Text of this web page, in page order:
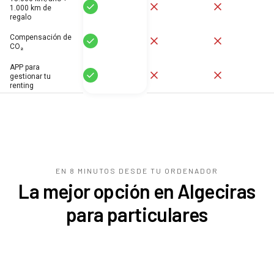
1.000 km de
regalo
Sí
Compensación de
CO₂
Sí
APP para
gestionar tu
renting
Sí
EN 8 MINUTOS DESDE TU ORDENADOR
La mejor opción en Algeciras
para particulares